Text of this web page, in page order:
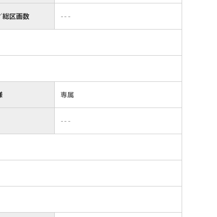
総区画数 ---
専属
---